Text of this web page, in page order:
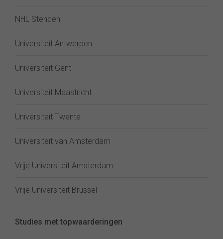
NHL Stenden
Universiteit Antwerpen
Universiteit Gent
Universiteit Maastricht
Universiteit Twente
Universiteit van Amsterdam
Vrije Universiteit Amsterdam
Vrije Universiteit Brussel
Studies met topwaarderingen